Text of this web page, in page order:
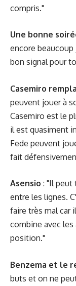
compris."
Une bonne
encore
bon signal pour
Casemiro
peuvent jouer à
Casemiro est le
il est quasiment
Fede peuvent
fait
Asensio : "Il peut
entre les lignes.
faire très mal car
combine avec les
position."
Benzema et le
buts et on ne